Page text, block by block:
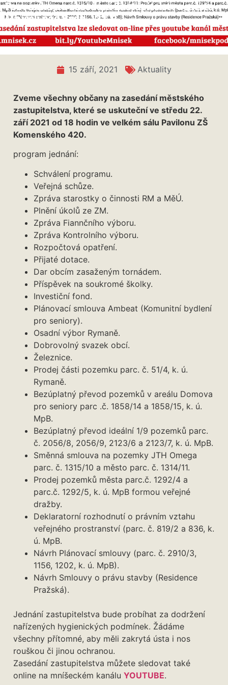
Pozvánka na zasedání Zastupitelstva města
Mníšek pod Brdy – 22. 9.
15 září, 2021 Aktuality
Zveme všechny občany na zasedání městského
zastupitelstva, které se uskuteční ve středu 22.
září 2021 od 18 hodin ve velkém sálu Pavilonu ZŠ
Komenského 420.
program jednání:
Schválení programu.
Veřejná schůze.
Zpráva starostky o činnosti RM a MěÚ.
Plnění úkolů ze ZM.
Zpráva Fiannčního výboru.
Zpráva Kontrolního výboru.
Rozpočtová opatření.
Přijaté dotace.
Dar obcím zasaženým tornádem.
Příspěvek na soukromé školky.
Investiční fond.
Plánovací smlouva Ambeat (Komunitní bydlení
pro seniory).
Osadní výbor Rymaně.
Dobrovolný svazek obcí.
Železnice.
Prodej části pozemku parc. č. 51/4, k. ú.
Rymaně.
Bezúplatný převod pozemků v areálu Domova
pro seniory parc .č. 1858/14 a 1858/15, k. ú.
MpB.
Bezúplatný převod ideální 1/9 pozemků parc.
č. 2056/8, 2056/9, 2123/6 a 2123/7, k. ú. MpB.
Směnná smlouva na pozemky JTH Omega
parc. č. 1315/10 a město parc. č. 1314/11.
Prodej pozemků města parc.č. 1292/4 a
parc.č. 1292/5, k. ú. MpB formou veřejné
dražby.
Deklaratorní rozhodnutí o právním vztahu
veřejného prostranství (parc. č. 819/2 a 836, k.
ú. MpB.
Návrh Plánovací smlouvy (parc. č. 2910/3,
1156, 1202, k. ú. MpB).
Návrh Smlouvy o právu stavby (Residence
Pražská).
Jednání zastupitelstva bude probíhat za dodržení
nařízených hygienických podmínek. Žádáme
všechny přítomné, aby měli zakrytá ústa i nos
rouškou či jinou ochranou.
Zasedání zastupitelstva můžete sledovat také
online na mníšeckém kanálu YOUTUBE.